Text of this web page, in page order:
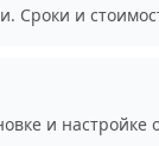
Сроки и
и настройке